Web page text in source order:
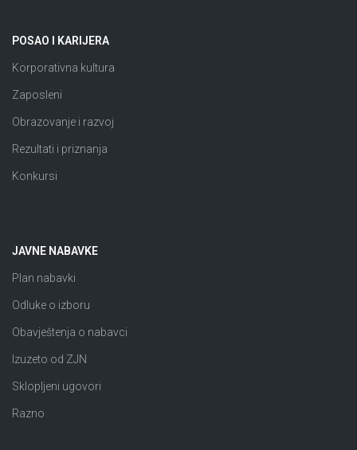
POSAO I KARIJERA
Korporativna kultura
Zaposleni
Obrazovanje i razvoj
Rezultati i priznanja
Konkursi
JAVNE NABAVKE
Plan nabavki
Odluke o izboru
Obavještenja o nabavci
Izuzeto od ZJN
Sklopljeni ugovori
Razno